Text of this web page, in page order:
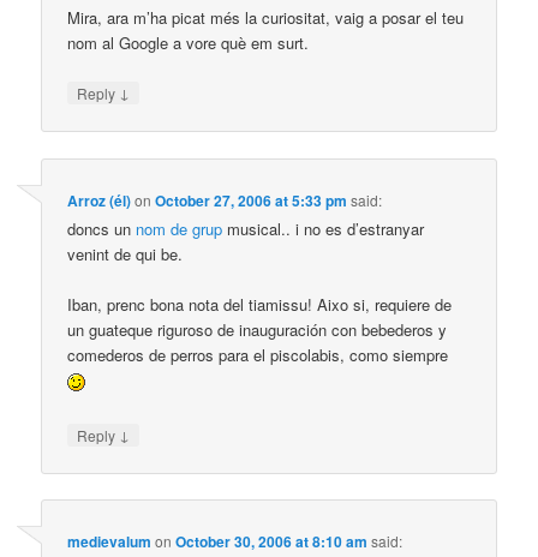
Mira, ara m’ha picat més la curiositat, vaig a posar el teu
nom al Google a vore què em surt.
Reply ↓
Arroz (él)onOctober 27, 2006 at 5:33 pm said:
doncs un nom de grup musical.. i no es d’estranyar
venint de qui be.
Iban, prenc bona nota del tiamissu! Aixo si, requiere de
un guateque riguroso de inauguración con bebederos y
comederos de perros para el piscolabis, como siempre
Reply ↓
medievalum onOctober 30, 2006 at 8:10 am said: